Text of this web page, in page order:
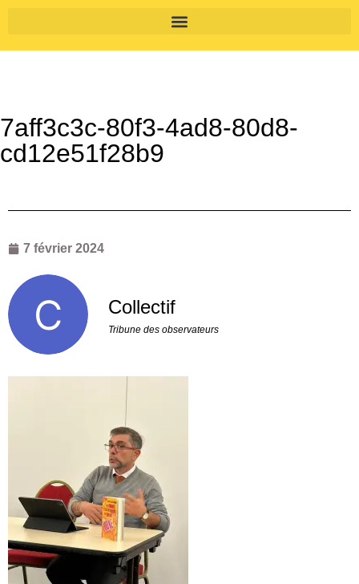
7aff3c3c-80f3-4ad8-80d8-
cd12e51f28b9
7 février 2024
Collectif
Tribune des observateurs